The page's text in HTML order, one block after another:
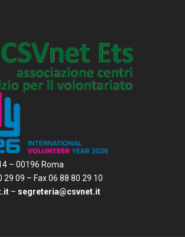
– 00196 Roma
29 09 – Fax 06 88 80 29 10
– segreteria@csvnet.it